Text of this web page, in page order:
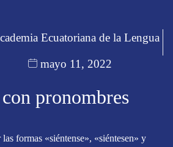
Ecuatoriana de la Lengua
mayo 11, 2022
pronombres
formas «siéntense», «siéntesen» y